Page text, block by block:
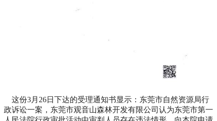
这份3月26日下达的受理通知书显示：东莞市自然资源局行
政诉讼一案，东莞市观音山森林开发有限公司认为东莞市第一